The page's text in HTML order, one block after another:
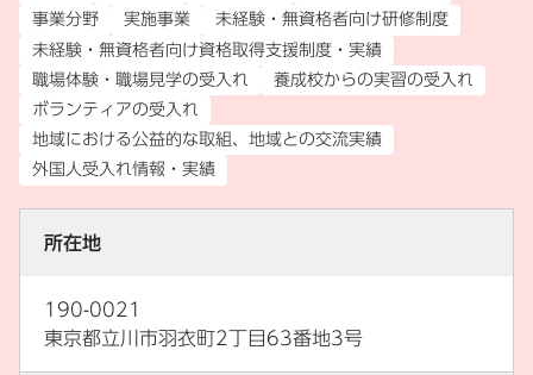
事業分野
実施事業
未経験・無資格者向け研修制度
未経験・無資格者向け資格取得支援制度・実績
職場体験・職場見学の受入れ
養成校からの実習の受入れ
ボランティアの受入れ
地域における公益的な取組、地域との交流実績
外国人受入れ情報・実績
所在地
190-0021
東京都立川市羽衣町2丁目63番地3号